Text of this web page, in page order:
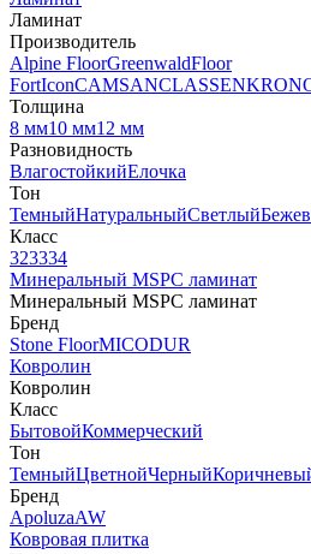
Ламинат
Производитель
Alpine FloorGreenwaldFloor
FortIconCAMSANCLASSEN
Толщина
8 мм10 мм12 мм
Разновидность
ВлагостойкийЕлочка
Тон
ТемныйНатуральныйСветлый
Класс
323334
Минеральный MSPC ламинат
Минеральный MSPC ламинат
Бренд
Stone FloorMICODUR
Ковролин
Ковролин
Класс
БытовойКоммерческий
Тон
ТемныйЦветнойЧерный
Бренд
ApoluzaAW
Ковровая плитка